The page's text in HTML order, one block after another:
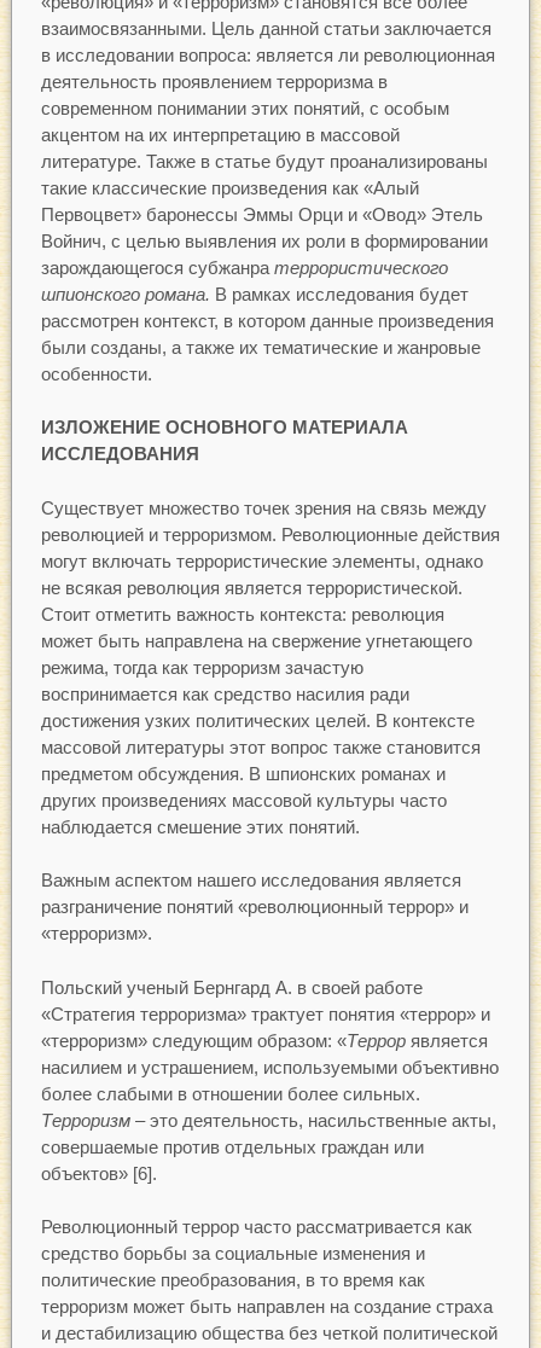
взаимосвязанными. Цель данной статьи заключается
в исследовании вопроса: является ли революционная
деятельность проявлением терроризма в
современном понимании этих понятий, с особым
акцентом на их интерпретацию в массовой
литературе. Также в статье будут проанализированы
такие классические произведения как «Алый
Первоцвет» баронессы Эммы Орци и «Овод» Этель
Войнич, с целью выявления их роли в формировании
зарождающегося субжанра террористического
шпионского романа. В рамках исследования будет
рассмотрен контекст, в котором данные произведения
были созданы, а также их тематические и жанровые
особенности.
ИЗЛОЖЕНИЕ ОСНОВНОГО МАТЕРИАЛА
ИССЛЕДОВАНИЯ
Существует множество точек зрения на связь между
революцией и терроризмом. Революционные действия
могут включать террористические элементы, однако
не всякая революция является террористической.
Стоит отметить важность контекста: революция
может быть направлена на свержение угнетающего
режима, тогда как терроризм зачастую
воспринимается как средство насилия ради
достижения узких политических целей. В контексте
массовой литературы этот вопрос также становится
предметом обсуждения. В шпионских романах и
других произведениях массовой культуры часто
наблюдается смешение этих понятий.
Важным аспектом нашего исследования является
разграничение понятий «революционный террор» и
«терроризм».
Польский ученый Бернгард А. в своей работе
«Стратегия терроризма» трактует понятия «террор» и
«терроризм» следующим образом: «Террорявляется
насилием и устрашением, используемыми объективно
более слабыми в отношении более сильных.
Терроризм– это деятельность, насильственные акты,
совершаемые против отдельных граждан или
объектов» [6].
Революционный террор часто рассматривается как
средство борьбы за социальные изменения и
политические преобразования, в то время как
терроризм может быть направлен на создание страха
и дестабилизацию общества без четкой политической